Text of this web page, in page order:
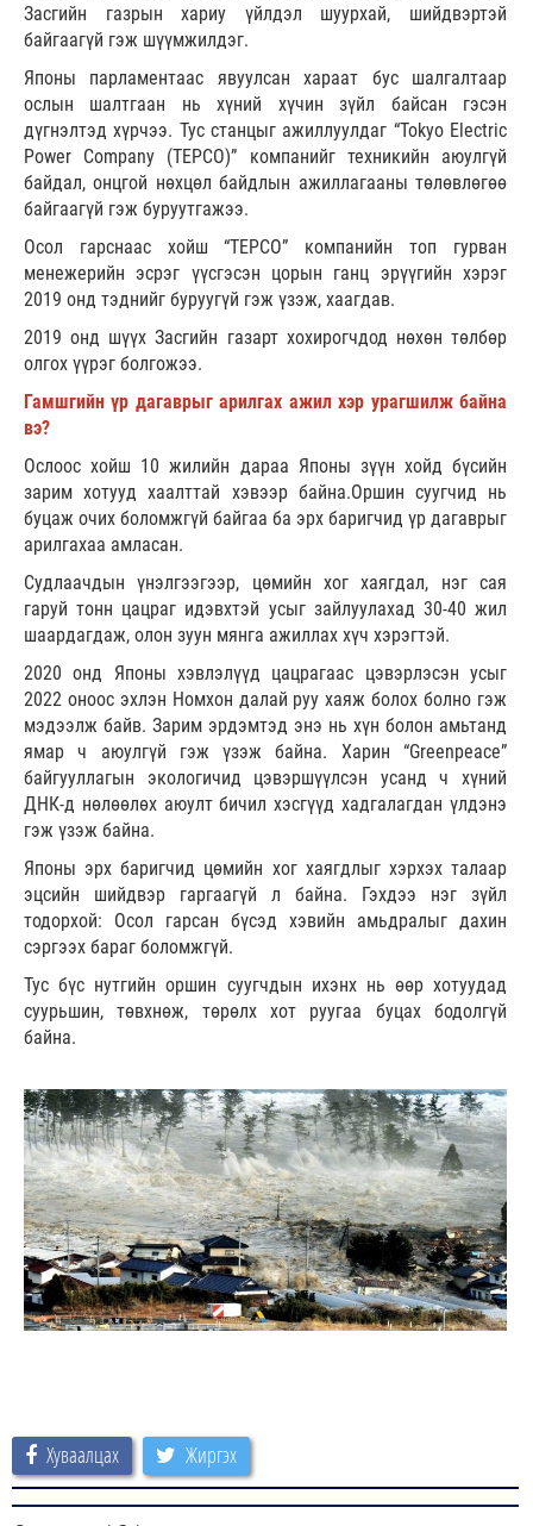
Засгийн газрын хариу үйлдэл шуурхай, шийдвэртэй
байгаагүй гэж шүүмжилдэг.
Японы парламентаас явуулсан хараат бус шалгалтаар
ослын шалтгаан нь хүний хүчин зүйл байсан гэсэн
дүгнэлтэд хүрчээ. Тус станцыг ажиллуулдаг “Tokyo Electric
Power Company (TEPCO)” компанийг техникийн аюулгүй
байдал, онцгой нөхцөл байдлын ажиллагааны төлөвлөгөө
байгаагүй гэж буруутгажээ.
Осол гарснаас хойш “TEPCO” компанийн топ гурван
менежерийн эсрэг үүсгэсэн цорын ганц эрүүгийн хэрэг
2019 онд тэднийг буруугүй гэж үзэж, хаагдав.
2019 онд шүүх Засгийн газарт хохирогчдод нөхөн төлбөр
олгох үүрэг болгожээ.
Гамшгийн үр дагаврыг арилгах ажил хэр урагшилж байна
вэ?
Ослоос хойш 10 жилийн дараа Японы зүүн хойд бүсийн
зарим хотууд хаалттай хэвээр байна.Оршин суугчид нь
буцаж очих боломжгүй байгаа ба эрх баригчид үр дагаврыг
арилгахаа амласан.
Судлаачдын үнэлгээгээр, цөмийн хог хаягдал, нэг сая
гаруй тонн цацраг идэвхтэй усыг зайлуулахад 30-40 жил
шаардагдаж, олон зуун мянга ажиллах хүч хэрэгтэй.
2020 онд Японы хэвлэлүүд цацрагаас цэвэрлэсэн усыг
2022 оноос эхлэн Номхон далай руу хаяж болох болно гэж
мэдээлж байв. Зарим эрдэмтэд энэ нь хүн болон амьтанд
ямар ч аюулгүй гэж үзэж байна. Харин “Greenpeace”
байгууллагын экологичид цэвэршүүлсэн усанд ч хүний
ДНК-д нөлөөлөх аюулт бичил хэсгүүд хадгалагдан үлдэнэ
гэж үзэж байна.
Японы эрх баригчид цөмийн хог хаягдлыг хэрхэх талаар
эцсийн шийдвэр гаргаагүй л байна. Гэхдээ нэг зүйл
тодорхой: Осол гарсан бүсэд хэвийн амьдралыг дахин
сэргээх бараг боломжгүй.
Тус бүс нутгийн оршин суугчдын ихэнх нь өөр хотуудад
суурьшин, төвхнөж, төрөлх хот руугаа буцах бодолгүй
байна.
Хуваалцах Жиргэх